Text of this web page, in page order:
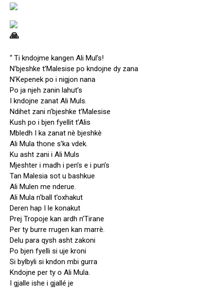
“ Ti kndojme kangen Ali Mul’s!
N’bjeshke t’Malesise po kndojne dy zana
N’Kepenek po i nigjon nana
Po ja njeh zanin lahut’s
I kndojne zanat Ali Muls.
Ndihet zani n’bjeshke t’Malesise
Kush po i bjen fyellit t’Alis
Mbledh I ka zanat nè bjeshkè
Ali Mula thone s’ka vdek.
Ku asht zani i Ali Muls
Mjeshter i madh i pen’s e i pun’s
Tan Malesia sot u bashkue
Ali Mulen me nderue.
Ali Mula n’ball t’oxhakut
Deren hap I le konakut
Prej Tropoje kan ardh n’Tirane
Per ty burre rrugen kan marrè.
Delu para qysh asht zakoni
Po bjen fyelli si uje kroni
Si bylbyli si kndon mbi gurra
Kndojne per ty o Ali Mula.
I gjalle ishe i gjallé je